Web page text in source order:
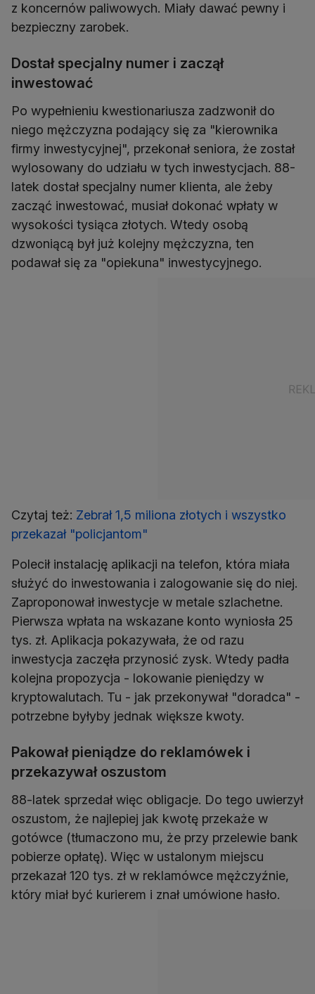
z koncernów paliwowych. Miały dawać pewny i
bezpieczny zarobek.
Dostał specjalny numer i zaczął
inwestować
Po wypełnieniu kwestionariusza zadzwonił do
niego mężczyzna podający się za "kierownika
firmy inwestycyjnej", przekonał seniora, że został
wylosowany do udziału w tych inwestycjach. 88-
latek dostał specjalny numer klienta, ale żeby
zacząć inwestować, musiał dokonać wpłaty w
wysokości tysiąca złotych. Wtedy osobą
dzwoniącą był już kolejny mężczyzna, ten
podawał się za "opiekuna" inwestycyjnego.
Czytaj też: Zebrał 1,5 miliona złotych i wszystko
przekazał "policjantom"
Polecił instalację aplikacji na telefon, która miała
służyć do inwestowania i zalogowanie się do niej.
Zaproponował inwestycje w metale szlachetne.
Pierwsza wpłata na wskazane konto wyniosła 25
tys. zł. Aplikacja pokazywała, że od razu
inwestycja zaczęła przynosić zysk. Wtedy padła
kolejna propozycja - lokowanie pieniędzy w
kryptowalutach. Tu - jak przekonywał "doradca" -
potrzebne byłyby jednak większe kwoty.
Pakował pieniądze do reklamówek i
przekazywał oszustom
88-latek sprzedał więc obligacje. Do tego uwierzył
oszustom, że najlepiej jak kwotę przekaże w
gotówce (tłumaczono mu, że przy przelewie bank
pobierze opłatę). Więc w ustalonym miejscu
przekazał 120 tys. zł w reklamówce mężczyźnie,
który miał być kurierem i znał umówione hasło.